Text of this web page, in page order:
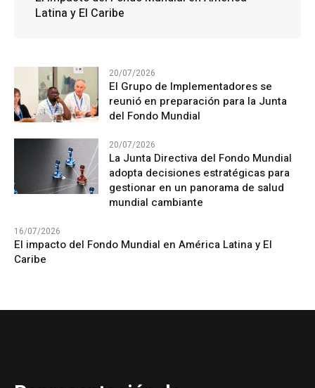
Latina y El Caribe
20/07/2026
El Grupo de Implementadores se
reunió en preparación para la Junta
del Fondo Mundial
20/07/2026
La Junta Directiva del Fondo Mundial
adopta decisiones estratégicas para
gestionar en un panorama de salud
mundial cambiante
16/07/2026
El impacto del Fondo Mundial en América Latina y El
Caribe